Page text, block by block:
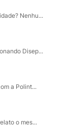
Nenhu...
Disep...
a Polint...
o mes...